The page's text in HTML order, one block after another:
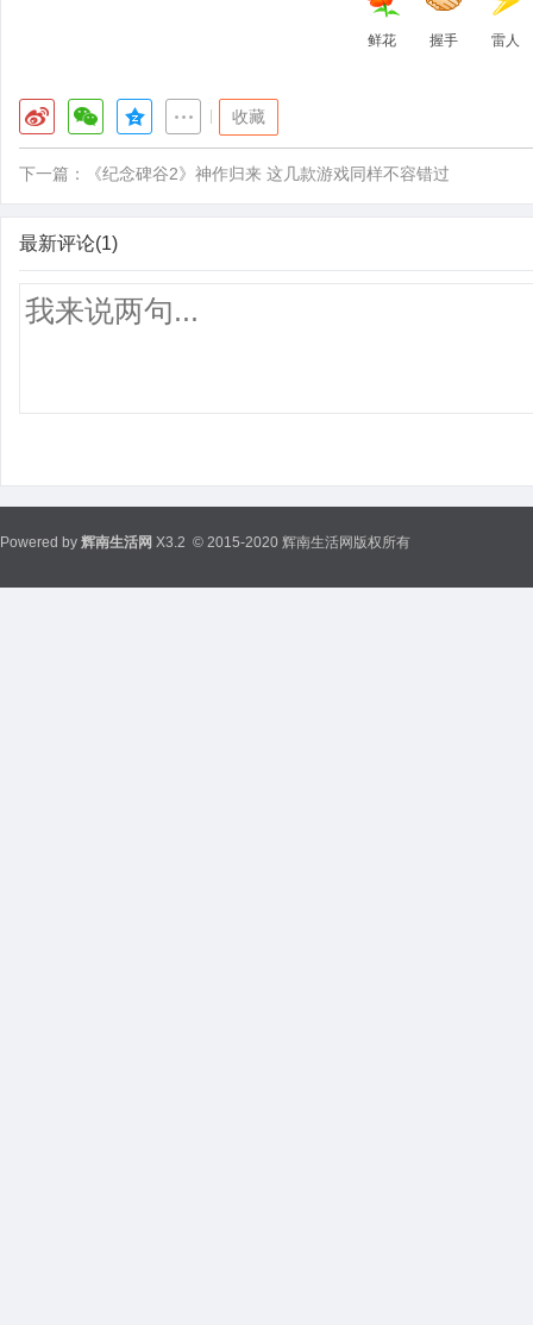
鲜花 握手 雷人
收藏
下一篇： 《纪念碑谷2》神作归来 这几款游戏同样不容错过
最新评论(1)
Powered by 辉南生活网 X3.2 © 2015-2020 辉南生活网版权所有